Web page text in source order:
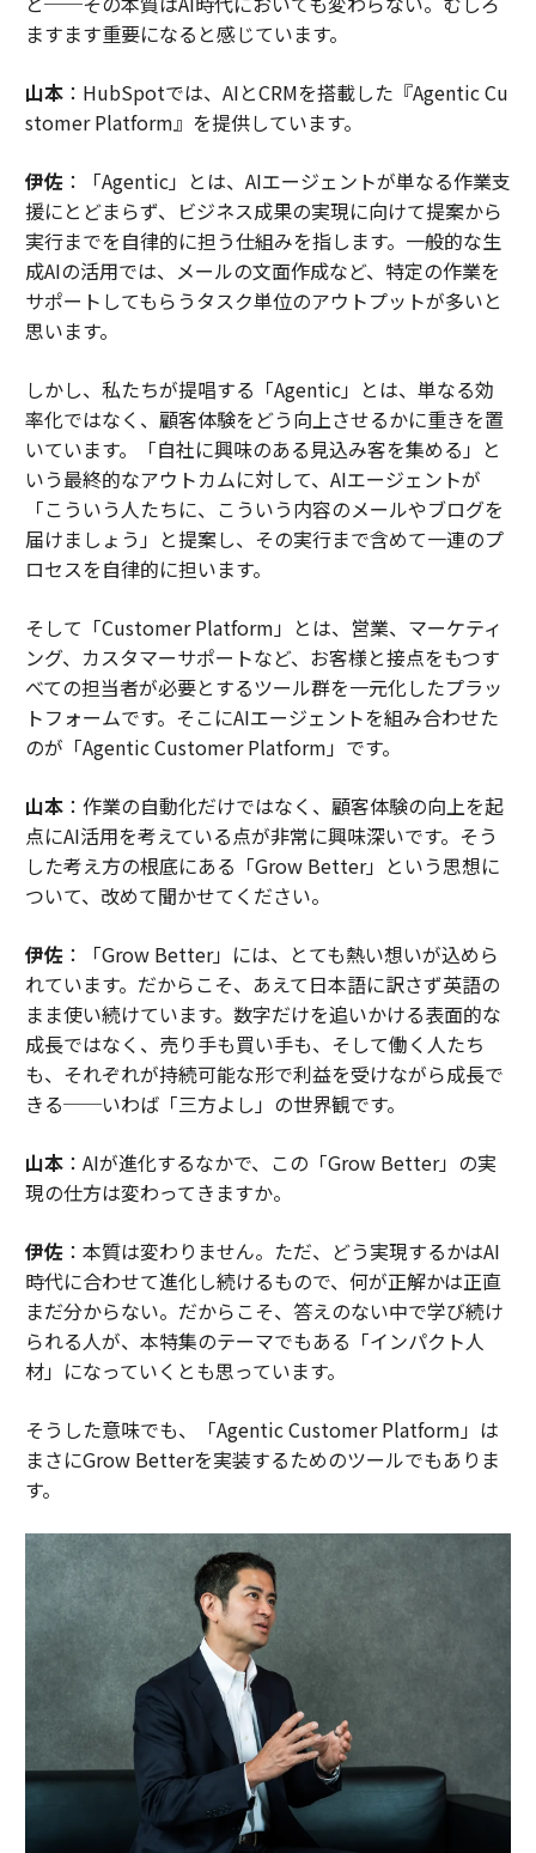
ますます重要になると感じています。
山本：HubSpotでは、AIとCRMを搭載した『Agentic Cu
stomer Platform』を提供しています。
伊佐：「Agentic」とは、AIエージェントが単なる作業支
援にとどまらず、ビジネス成果の実現に向けて提案から
実行までを自律的に担う仕組みを指します。一般的な生
成AIの活用では、メールの文面作成など、特定の作業を
サポートしてもらうタスク単位のアウトプットが多いと
思います。
しかし、私たちが提唱する「Agentic」とは、単なる効
率化ではなく、顧客体験をどう向上させるかに重きを置
いています。「自社に興味のある見込み客を集める」と
いう最終的なアウトカムに対して、AIエージェントが
「こういう人たちに、こういう内容のメールやブログを
届けましょう」と提案し、その実行まで含めて一連のプ
ロセスを自律的に担います。
そして「Customer Platform」とは、営業、マーケティ
ング、カスタマーサポートなど、お客様と接点をもつす
べての担当者が必要とするツール群を一元化したプラッ
トフォームです。そこにAIエージェントを組み合わせた
のが「Agentic Customer Platform」です。
山本：作業の自動化だけではなく、顧客体験の向上を起
点にAI活用を考えている点が非常に興味深いです。そう
した考え方の根底にある「Grow Better」という思想に
ついて、改めて聞かせてください。
伊佐：「Grow Better」には、とても熱い想いが込めら
れています。だからこそ、あえて日本語に訳さず英語の
まま使い続けています。数字だけを追いかける表面的な
成長ではなく、売り手も買い手も、そして働く人たち
も、それぞれが持続可能な形で利益を受けながら成長で
きる──いわば「三方よし」の世界観です。
山本：AIが進化するなかで、この「Grow Better」の実
現の仕方は変わってきますか。
伊佐：本質は変わりません。ただ、どう実現するかはAI
時代に合わせて進化し続けるもので、何が正解かは正直
まだ分からない。だからこそ、答えのない中で学び続け
られる人が、本特集のテーマでもある「インパクト人
材」になっていくとも思っています。
そうした意味でも、「Agentic Customer Platform」は
まさにGrow Betterを実装するためのツールでもありま
す。